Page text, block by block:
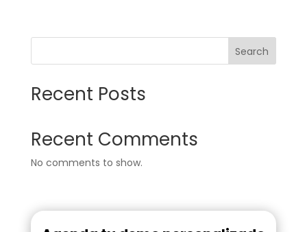
Search
Recent Posts
Recent Comments
No comments to show.